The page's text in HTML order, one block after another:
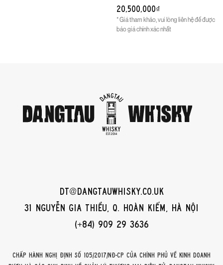
20,500,000₫
* Giá tham khảo, vui lòng liên hệ để được
báo giá chính xác nhất
dt@dangtauwhisky.co.uk
31 Nguyễn Gia Thiều, Q. Hoàn Kiếm, Hà Nội
(+84) 909 29 3636
Chấp hành Nghị định số 105/2017/NĐ-CP của Chính phủ về kinh doanh